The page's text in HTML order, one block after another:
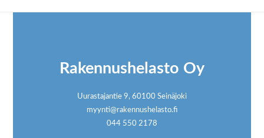
Rakennushelasto Oy
Uurastajantie 9, 60100 Seinäjoki
myynti@rakennushelasto.fi
044 550 2178